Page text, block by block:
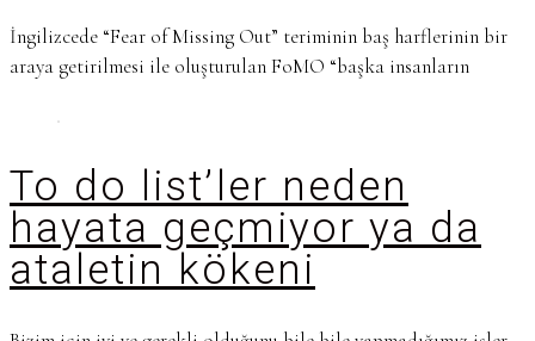
İngilizcede “Fear of Missing Out” teriminin baş harflerinin bir
araya getirilmesi ile oluşturulan FoMO “başka insanların
To do list’ler neden
hayata geçmiyor ya da
ataletin kökeni